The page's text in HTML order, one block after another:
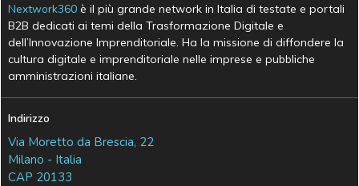
Nextwork360 è il più grande network in Italia di testate e portali
B2B dedicati ai temi della Trasformazione Digitale e
dell’Innovazione Imprenditoriale. Ha la missione di diffondere la
cultura digitale e imprenditoriale nelle imprese e pubbliche
amministrazioni italiane.
Indirizzo
Via Moretto da Brescia, 22
Milano - Italia
CAP 20133